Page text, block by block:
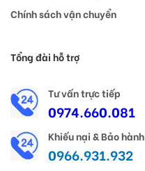
Chính sách vận chuyển
Tổng đài hỗ trợ
Tư vấn trực tiếp
0974.660.081
Khiếu nại & Bảo hành
0966.931.932